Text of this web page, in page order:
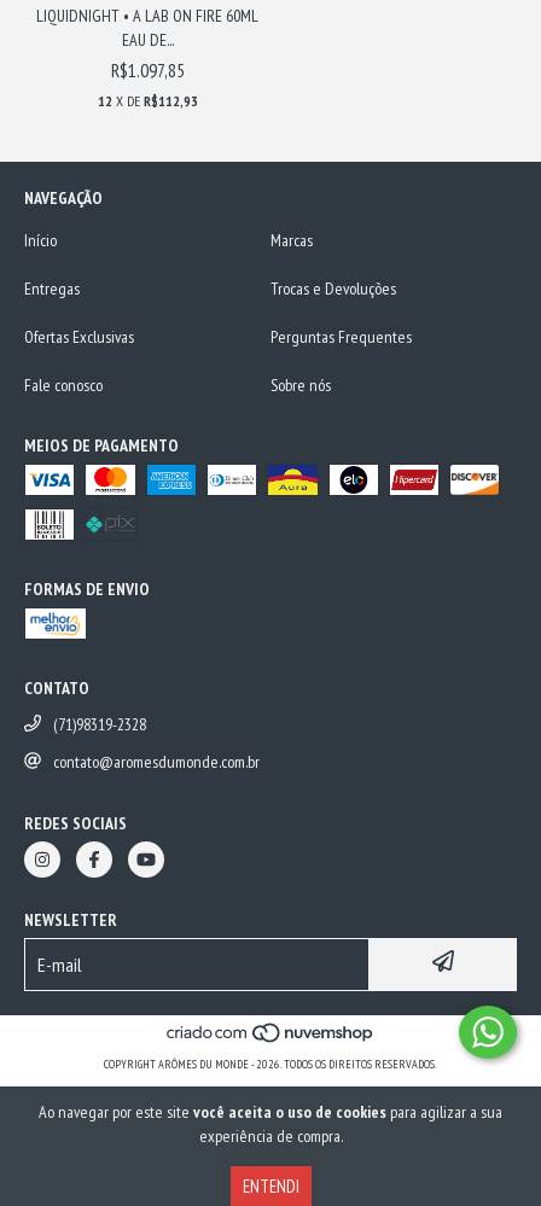
Ao navegar por este site você aceita o uso de cookies para agilizar a sua
experiência de compra.
ENTENDI
LIQUIDNIGHT • A LAB ON FIRE 60ML
EAU DE...
R$1.097,85
12 X DE R$112,93
NAVEGAÇÃO
Início
Marcas
Entregas Trocas e Devoluções
Ofertas Exclusivas Perguntas Frequentes
Fale conosco Sobre nós
MEIOS DE PAGAMENTO
FORMAS DE ENVIO
CONTATO
(71)98319-2328
contato@aromesdumonde.com.br
REDES SOCIAIS
NEWSLETTER
COPYRIGHT ARÔMES DU MONDE - 2026. TODOS OS DIREITOS RESERVADOS.